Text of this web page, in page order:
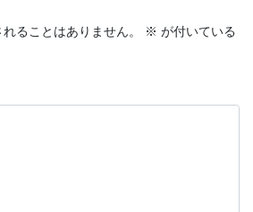
ることはありません。 ※ が付いている